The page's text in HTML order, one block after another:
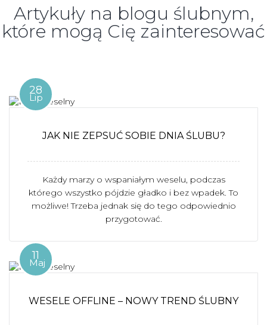
Artykuły na blogu ślubnym,
które mogą Cię zainteresować
28
Lip
JAK NIE ZEPSUĆ SOBIE DNIA ŚLUBU?
Każdy marzy o wspaniałym weselu, podczas
którego wszystko pójdzie gładko i bez wpadek. To
możliwe! Trzeba jednak się do tego odpowiednio
przygotować.
11
Maj
WESELE OFFLINE – NOWY TREND ŚLUBNY